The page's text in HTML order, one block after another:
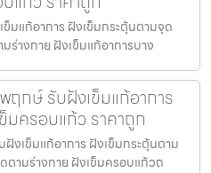
มแก้อาการ ฝังเข็มกระตุ้นตามจุด
ร่างกาย ฝังเข็มแก้อาการบาง
กษ์ รับฝังเข็มแก้อาการ
มครอบแก้ว ราคาถูก
งเข็มแก้อาการ ฝังเข็มกระตุ้นตาม
ตามร่างกาย ฝังเข็มครอบแก้วถ